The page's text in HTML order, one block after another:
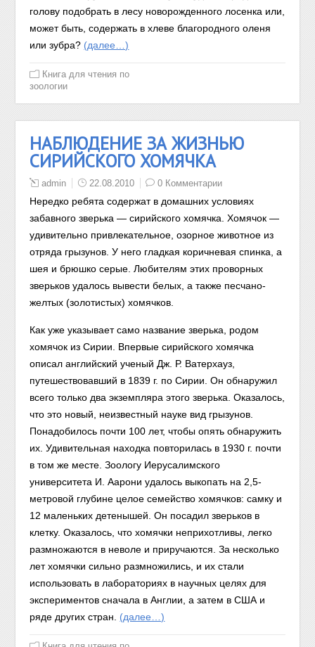
голову подобрать в лесу новорожденного лосенка или,
может быть, содержать в хлеве благородного оленя
или зубра? (далее…)
Книга для чтения по
зоологии
НАБЛЮДЕНИЕ ЗА ЖИЗНЬЮ
СИРИЙСКОГО ХОМЯЧКА
admin 22.08.2010 0 Комментарии
Нередко ребята содержат в домашних условиях
забавного зверька — сирийского хомячка. Хомячок —
удивительно привлекательное, озорное животное из
отряда грызунов. У него гладкая коричневая спинка, а
шея и брюшко серые. Любителям этих проворных
зверьков удалось вывести белых, а также песчано-
желтых (золотистых) хомячков.
Как уже указывает само название зверька, родом
хомячок из Сирии. Впервые сирийского хомячка
описал английский ученый Дж. Р. Ватерхауз,
путешествовавший в 1839 г. по Сирии. Он обнаружил
всего только два экземпляра этого зверька. Оказалось,
что это новый, неизвестный науке вид грызунов.
Понадобилось почти 100 лет, чтобы опять обнаружить
их. Удивительная находка повторилась в 1930 г. почти
в том же месте. Зоологу Иерусалимского
университета И. Аарони удалось выкопать на 2,5-
метровой глубине целое семейство хомячков: самку и
12 маленьких детенышей. Он посадил зверьков в
клетку. Оказалось, что хомячки неприхотливы, легко
размножаются в неволе и приручаются. За несколько
лет хомячки сильно размножились, и их стали
использовать в лабораториях в научных целях для
экспериментов сначала в Англии, а затем в США и
ряде других стран.
(далее…)